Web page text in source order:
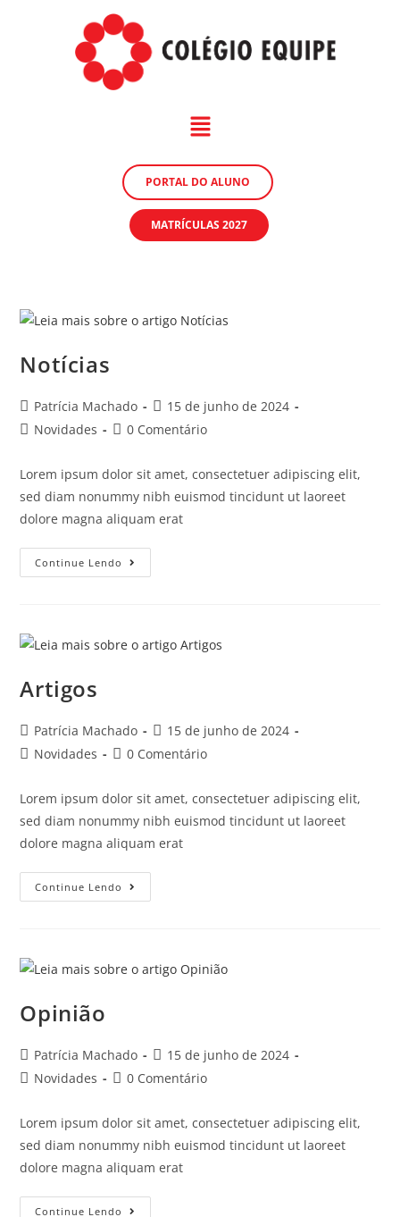
PORTAL DO ALUNO
MATRÍCULAS 2027
Notícias
Patrícia Machado
15 de junho de 2024
Novidades
0 Comentário
Lorem ipsum dolor sit amet, consectetuer adipiscing elit,
sed diam nonummy nibh euismod tincidunt ut laoreet
dolore magna aliquam erat
Continue Lendo
Artigos
Patrícia Machado
15 de junho de 2024
Novidades
0 Comentário
Lorem ipsum dolor sit amet, consectetuer adipiscing elit,
sed diam nonummy nibh euismod tincidunt ut laoreet
dolore magna aliquam erat
Continue Lendo
Opinião
Patrícia Machado
15 de junho de 2024
Novidades
0 Comentário
Lorem ipsum dolor sit amet, consectetuer adipiscing elit,
sed diam nonummy nibh euismod tincidunt ut laoreet
dolore magna aliquam erat
Continue Lendo